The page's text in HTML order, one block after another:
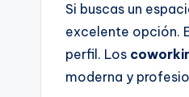
Si buscas un
excelente opción.
perfil. Los
moderna y